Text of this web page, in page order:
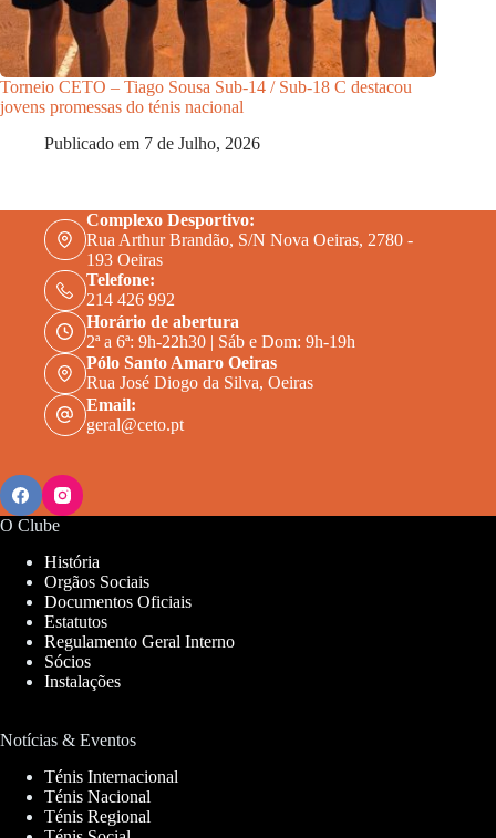
Torneio CETO – Tiago Sousa Sub-14 / Sub-18 C destacou
jovens promessas do ténis nacional
Publicado em 7 de Julho, 2026
Complexo Desportivo:
Rua Arthur Brandão, S/N Nova Oeiras, 2780 -
193 Oeiras
Telefone:
214 426 992
Horário de abertura
2ª a 6ª: 9h-22h30 | Sáb e Dom: 9h-19h
Pólo Santo Amaro Oeiras
Rua José Diogo da Silva, Oeiras
Email:
geral@ceto.pt
O Clube
História
Orgãos Sociais
Documentos Oficiais
Estatutos
Regulamento Geral Interno
Sócios
Instalações
Notícias & Eventos
Ténis Internacional
Ténis Nacional
Ténis Regional